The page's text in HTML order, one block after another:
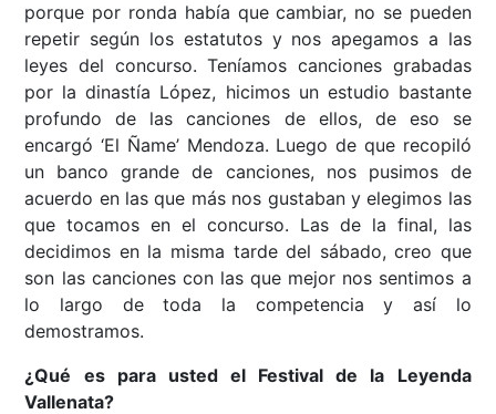
porque por ronda había que cambiar, no se pueden
repetir según los estatutos y nos apegamos a las
leyes del concurso. Teníamos canciones grabadas
por la dinastía López, hicimos un estudio bastante
profundo de las canciones de ellos, de eso se
encargó ‘El Ñame’ Mendoza. Luego de que recopiló
un banco grande de canciones, nos pusimos de
acuerdo en las que más nos gustaban y elegimos las
que tocamos en el concurso. Las de la final, las
decidimos en la misma tarde del sábado, creo que
son las canciones con las que mejor nos sentimos a
lo largo de toda la competencia y así lo
demostramos.
¿Qué es para usted el Festival de la Leyenda
Vallenata?